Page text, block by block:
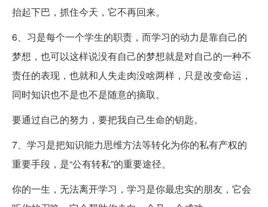
抬起下巴，抓住今天，它不再回来。
6、习是每个一个学生的职责，而学习的动力是靠自己的
梦想，也可以这样说没有自己的梦想就是对自己的一种不
责任的表现，也就和人失走肉没啥两样，只是改变命运，
同时知识也不是也不是随意的摘取。
要通过自己的努力，要把我自己生命的钥匙。
7、学习是把知识能力思维方法等转化为你的私有产权的
重要手段，是“公有转私”的重要途径。
你的一生，无法离开学习，学习是你最忠实的朋友，它会